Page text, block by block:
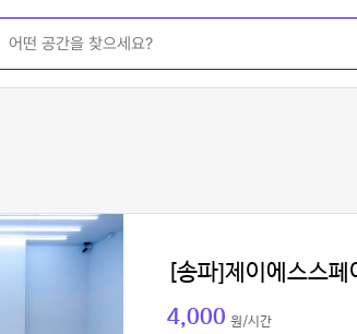
[송파]제이에스스
4,000 원/시간